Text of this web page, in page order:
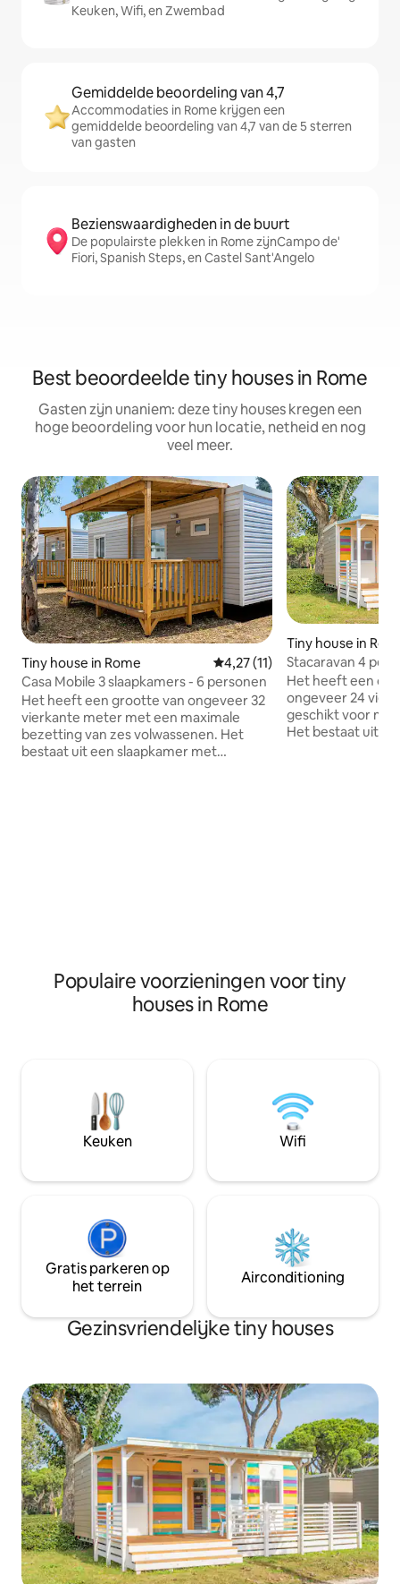
Keuken, Wifi, en Zwembad
Gemiddelde beoordeling van 4,7
Accommodaties in Rome krijgen een
gemiddelde beoordeling van 4,7 van de 5 sterren
van gasten
Bezienswaardigheden in de buurt
De populairste plekken in Rome zijnCampo de'
Fiori, Spanish Steps, en Castel Sant'Angelo
Best beoordeelde tiny houses in Rome
Gasten zijn unaniem: deze tiny houses kregen een
hoge beoordeling voor hun locatie, netheid en nog
veel meer.
Tiny house in Rome Gemiddelde beoordeling van
4,27 (11)
Casa Mobile 3 slaapkamers - 6 personen
Het heeft een grootte van ongeveer 32
vierkante meter met een maximale
bezetting van zes volwassenen. Het
bestaat uit een slaapkamer met
Tiny house in
Stacaravan 4
Het heeft een
ongeveer 24
geschikt voor
Het bestaat uit
Populaire voorzieningen voor tiny
houses in Rome
Keuken Wifi
Gratis parkeren op
het terrein
Airconditioning
Gezinsvriendelijke tiny houses